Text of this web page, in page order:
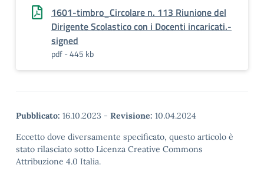
1601-timbro_Circolare n. 113 Riunione del
Dirigente Scolastico con i Docenti incaricati.-
signed
pdf - 445 kb
Pubblicato: 16.10.2023 - Revisione: 10.04.2024
Eccetto dove diversamente specificato, questo articolo è
stato rilasciato sotto Licenza Creative Commons
Attribuzione 4.0 Italia.